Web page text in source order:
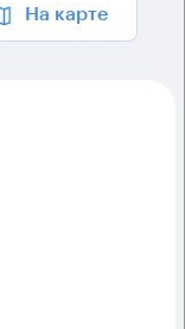
На карте